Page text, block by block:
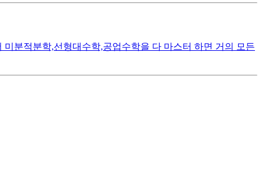
분적분학,선형대수학,공업수학을 다 마스터 하면 거의 모든